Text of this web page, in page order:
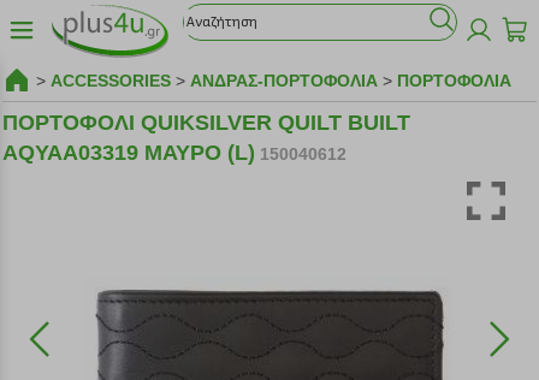
> ACCESSORIES > ΑΝΔΡΑΣ-ΠΟΡΤΟΦΟΛΙΑ > ΠΟΡΤΟΦΟΛΙΑ
ΠΟΡΤΟΦΟΛΙ QUIKSILVER QUILT BUILT
AQYAA03319 ΜΑΥΡΟ (L) 150040612